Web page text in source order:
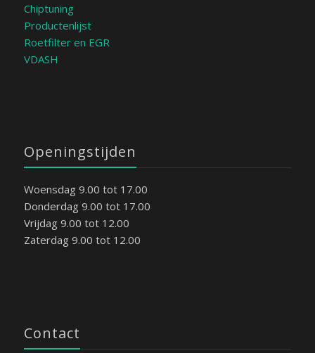
Chiptuning
Productenlijst
Roetfilter en EGR
VDASH
Openingstijden
Woensdag 9.00 tot 17.00
Donderdag 9.00 tot 17.00
Vrijdag 9.00 tot 12.00
Zaterdag 9.00 tot 12.00
Contact